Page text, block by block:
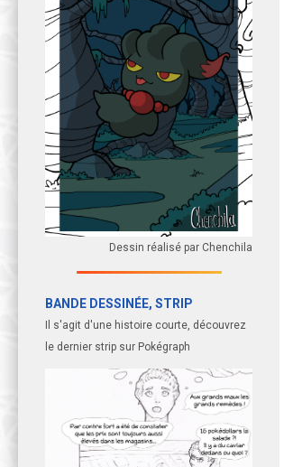
Dessin réalisé par Chenchila
BANDE DESSINÉE, STRIP
Il s'agit d'une histoire courte, découvrez
le dernier strip sur Pokégraph